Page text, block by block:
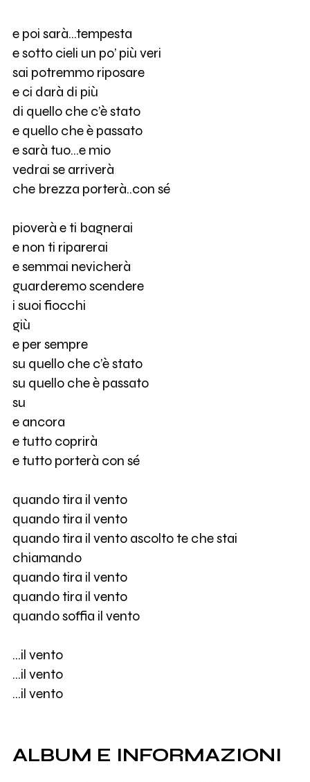
e poi sarà…tempesta
e sotto cieli un po’ più veri
sai potremmo riposare
e ci darà di più
di quello che c’è stato
e quello che è passato
e sarà tuo…e mio
vedrai se arriverà
che brezza porterà..con sé
pioverà e ti bagnerai
e non ti riparerai
e semmai nevicherà
guarderemo scendere
i suoi fiocchi
giù
e per sempre
su quello che c’è stato
su quello che è passato
su
e ancora
e tutto coprirà
e tutto porterà con sé
quando tira il vento
quando tira il vento
quando tira il vento ascolto te che stai
chiamando
quando tira il vento
quando tira il vento
quando soffia il vento
…il vento
…il vento
…il vento
ALBUM E INFORMAZIONI